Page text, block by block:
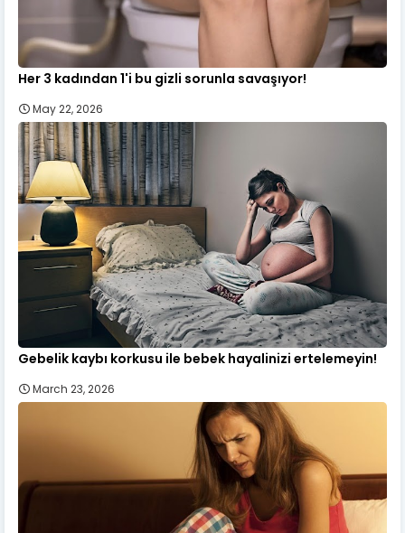
Her 3 kadından 1'i bu gizli sorunla savaşıyor!
May 22, 2026
Gebelik kaybı korkusu ile bebek hayalinizi ertelemeyin!
March 23, 2026